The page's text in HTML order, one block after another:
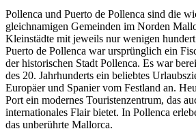
Pollenca und Puerto de Pollenca sind die
gleichnamigen Gemeinden im Norden
Kleinstädte mit jeweils nur wenigen
Puerto de Pollenca war ursprünglich ein
der historischen Stadt Pollenca. Es war
des 20. Jahrhunderts ein beliebtes
Europäer und Spanier vom Festland an.
Port ein modernes Touristenzentrum, das
internationales Flair bietet. In Pollenca
das unberührte Mallorca.